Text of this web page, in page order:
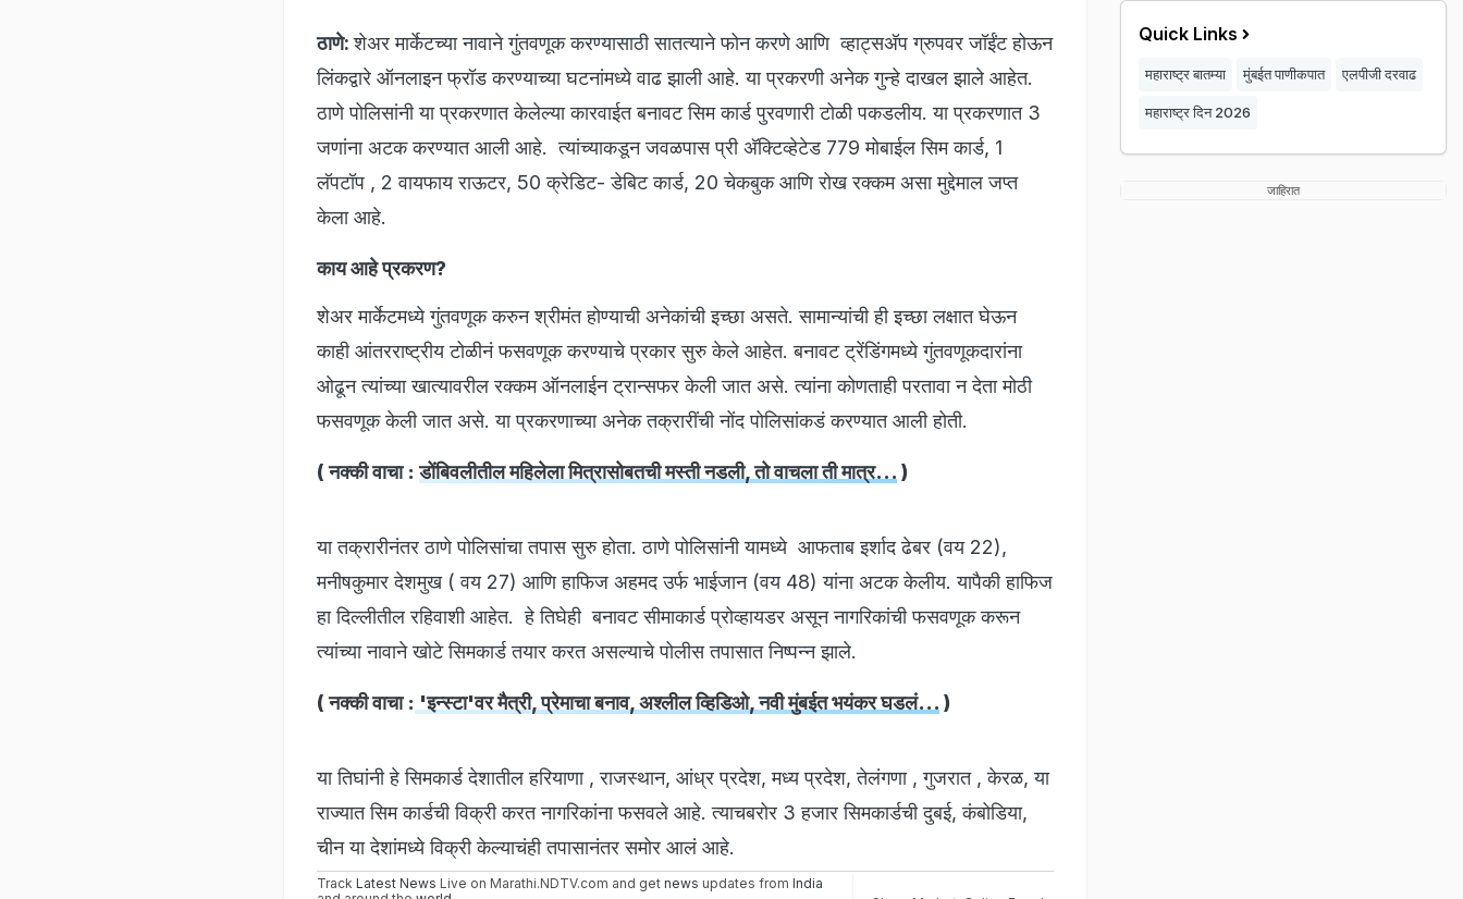
ठाणे: शेअर मार्केटच्या नावाने गुंतवणूक करण्यासाठी सातत्याने फोन करणे आणि व्हाट्सअ‍ॅप ग्रुपवर जॉईंट होऊन
लिंकद्वारे ऑनलाइन फ्रॉड करण्याच्या घटनांमध्ये वाढ झाली आहे. या प्रकरणी अनेक गुन्हे दाखल झाले आहेत.
ठाणे पोलिसांनी या प्रकरणात केलेल्या कारवाईत बनावट सिम कार्ड पुरवणारी टोळी पकडलीय. या प्रकरणात 3
जणांना अटक करण्यात आली आहे. त्यांच्याकडून जवळपास प्री अ‍ॅक्टिव्हेटेड 779 मोबाईल सिम कार्ड, 1
लॅपटॉप , 2 वायफाय राऊटर, 50 क्रेडिट- डेबिट कार्ड, 20 चेकबुक आणि रोख रक्कम असा मुद्देमाल जप्त
केला आहे.
काय आहे प्रकरण?
शेअर मार्केटमध्ये गुंतवणूक करुन श्रीमंत होण्याची अनेकांची इच्छा असते. सामान्यांची ही इच्छा लक्षात घेऊन
काही आंतरराष्ट्रीय टोळीनं फसवणूक करण्याचे प्रकार सुरु केले आहेत. बनावट ट्रेंडिंगमध्ये गुंतवणूकदारांना
ओढून त्यांच्या खात्यावरील रक्कम ऑनलाईन ट्रान्सफर केली जात असे. त्यांना कोणताही परतावा न देता मोठी
फसवणूक केली जात असे. या प्रकरणाच्या अनेक तक्रारींची नोंद पोलिसांकडं करण्यात आली होती.
( नक्की वाचा :डोंबिवलीतील महिलेला मित्रासोबतची मस्ती नडली, तो वाचला ती मात्र... )
या तक्रारीनंतर ठाणे पोलिसांचा तपास सुरु होता. ठाणे पोलिसांनी यामध्ये आफताब इर्शाद ढेबर (वय 22),
मनीषकुमार देशमुख ( वय 27) आणि हाफिज अहमद उर्फ भाईजान (वय 48) यांना अटक केलीय. यापैकी हाफिज
हा दिल्लीतील रहिवाशी आहेत. हे तिघेही बनावट सीमाकार्ड प्रोव्हायडर असून नागरिकांची फसवणूक करून
त्यांच्या नावाने खोटे सिमकार्ड तयार करत असल्याचे पोलीस तपासात निष्पन्न झाले.
( नक्की वाचा : 'इन्स्टा'वर मैत्री, प्रेमाचा बनाव, अश्लील व्हिडिओ, नवी मुंबईत भयंकर घडलं... )
या तिघांनी हे सिमकार्ड देशातील हरियाणा , राजस्थान, आंध्र प्रदेश, मध्य प्रदेश, तेलंगणा , गुजरात , केरळ, या
राज्यात सिम कार्डची विक्री करत नागरिकांना फसवले आहे. त्याचबरोर 3 हजार सिमकार्डची दुबई, कंबोडिया,
चीन या देशांमध्ये विक्री केल्याचंही तपासानंतर समोर आलं आहे.
Track Latest News Live on Marathi.NDTV.com and get news updates from India
Quick Links
महाराष्ट्र बातम्या मुंबईत पाणीकपात एलपीजी दरवाढ
महाराष्ट्र दिन 2026
जाहिरात